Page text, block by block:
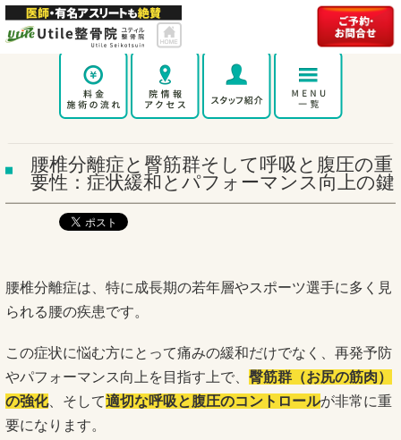
腰椎分離症と臀筋群そして呼吸と腹圧の重
要性：症状緩和とパフォーマンス向上の鍵
腰椎分離症は、特に成長期の若年層やスポーツ選手に多く見
られる腰の疾患です。
この症状に悩む方にとって痛みの緩和だけでなく、再発予防
やパフォーマンス向上を目指す上で、 臀筋群（お尻の筋肉）
の強化、そして適切な呼吸と腹圧のコントロールが非常に重
要になります。